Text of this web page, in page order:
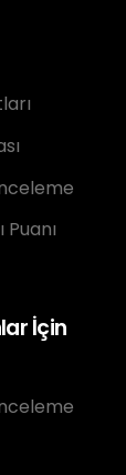
Puanı
İçin